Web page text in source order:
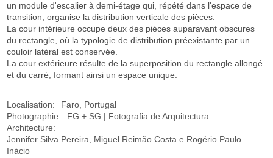
un module d'escalier à demi-étage qui, répété dans l'espace de
transition, organise la distribution verticale des pièces.
La cour intérieure occupe deux des pièces auparavant obscures
du rectangle, où la typologie de distribution préexistante par un
couloir latéral est conservée.
La cour extérieure résulte de la superposition du rectangle allongé
et du carré, formant ainsi un espace unique.
Localisation:
Faro, Portugal
Photographie:
FG + SG | Fotografia de Arquitectura
Architecture:
Jennifer Silva Pereira, Miguel Reimão Costa e Rogério Paulo
Inácio